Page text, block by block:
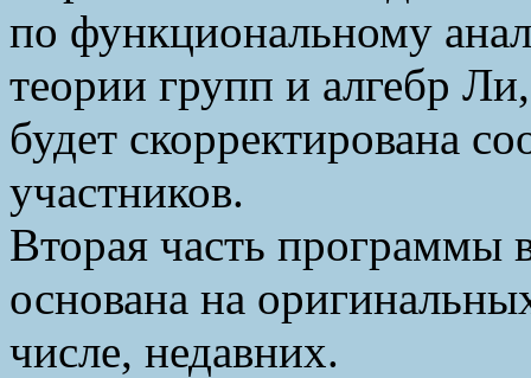
по функциональному
теории групп и алгебр
будет скорректирована
участников.
Вторая часть программы
основана на
числе, недавних.